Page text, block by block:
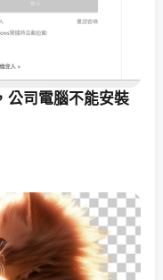
公司電腦不能安裝